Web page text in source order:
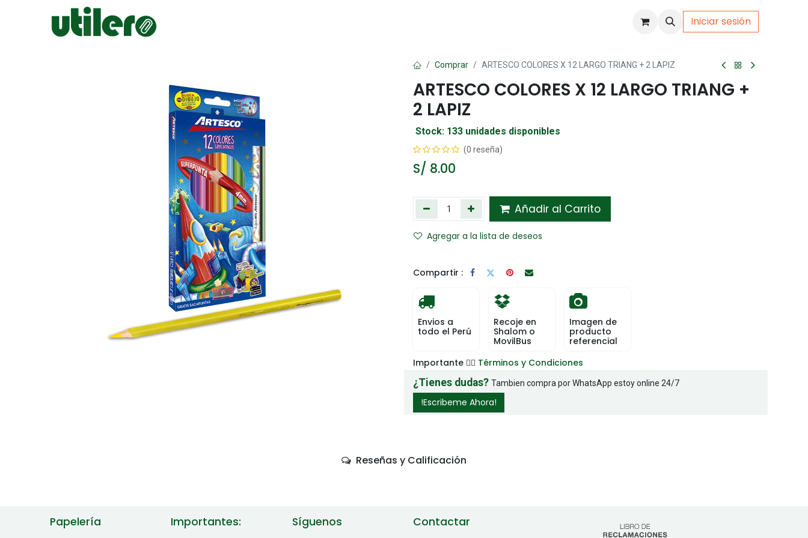
Iniciar sesión
Comprar ARTESCO COLORES X 12 LARGO TRIANG + 2 LAPIZ
ARTESCO COLORES X 12 LARGO TRIANG +
2 LAPIZ
Stock: 133 unidades disponibles
(0 reseña)
S/ 8.00
Añadir al Carrito
Agregar a la lista de deseos
Compartir :
Envios a
todo el Perú
Recoje en
Shalom o
MovilBus
Imagen de
producto
referencial
Importante 👉🏻 Términos y Condiciones
¿Tienes dudas? Tambien compra por WhatsApp estoy online 24/7
!Escribeme Ahora!
Reseñas y Calificación
Papelería Importantes: Síguenos Contactar